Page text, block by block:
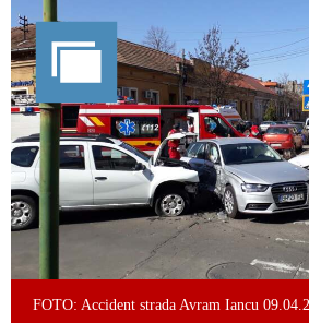
FOTO: Accident strada Avram Iancu